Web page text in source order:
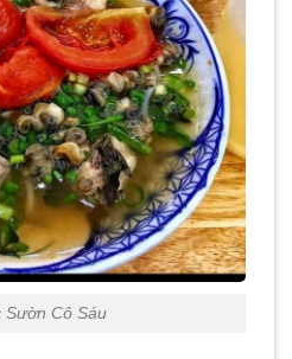
Sườn Cô Sáu